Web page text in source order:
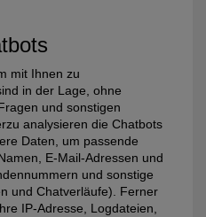
mit Ihnen zu
in der Lage, ohne
und sonstigen
analysieren die Chatbots
Daten, um passende
E-Mail-Adressen und
und sonstige
und Chatverläufe). Ferner
IP-Adresse, Logdateien,